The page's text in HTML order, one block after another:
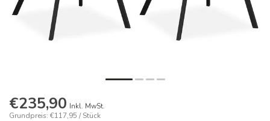
€235,90 Inkl. MwSt.
Grundpreis: €117,95 / Stück